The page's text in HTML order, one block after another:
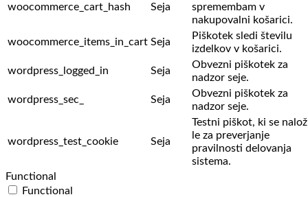
woocommerce_cart_hash Seja
spremembam v
nakupovalni košarici.
woocommerce_items_in_cart Seja
Piškotek sledi številu
izdelkov v košarici.
wordpress_logged_in
Seja
Obvezni piškotek za
nadzor seje.
wordpress_sec_
Seja
Obvezni piškotek za
nadzor seje.
wordpress_test_cookie Seja
Testni piškot, ki se
le za preverjanje
pravilnosti delovanja
sistema.
Functional
Functional